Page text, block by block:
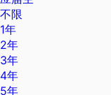
不限
1年
2年
3年
4年
5年